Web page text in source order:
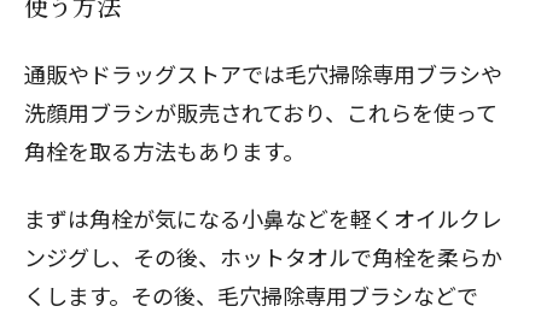
通販やドラッグストアでは毛穴掃除専用ブラシや
洗顔用ブラシが販売されており、これらを使って
角栓を取る方法もあります。
まずは角栓が気になる小鼻などを軽くオイルクレ
ンジグし、その後、ホットタオルで角栓を柔らか
くします。その後、毛穴掃除専用ブラシなどで